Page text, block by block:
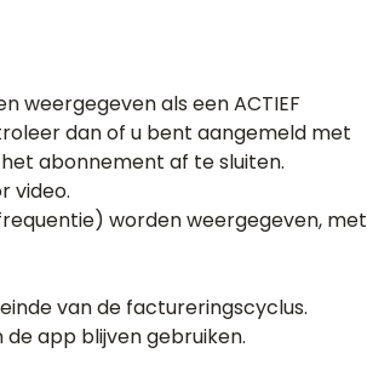
weergegeven als een ACTIEF
dan of u bent aangemeld met
abonnement af te sluiten.
video.
worden weergegeven, met
van de factureringscyclus.
app blijven gebruiken.